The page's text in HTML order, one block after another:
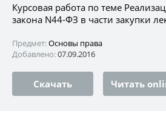
Курсовая работа по теме
закона N44-ФЗ в части закупки
Предмет:Основы права
Добавлено:07.09.2016
Скачать Читать